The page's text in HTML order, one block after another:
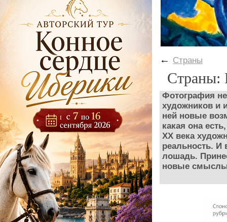
← Страны
Страны:
Фотография
художников и
ней новые
какая она
ХХ века
реальность. И
лошадь.
новые